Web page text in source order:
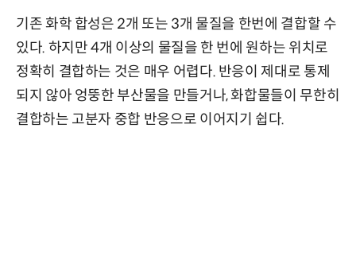
기존 화학 합성은 2개 또는 3개 물질을 한번에 결합할 수
있다. 하지만 4개 이상의 물질을 한 번에 원하는 위치로
정확히 결합하는 것은 매우 어렵다. 반응이 제대로 통제
되지 않아 엉뚱한 부산물을 만들거나, 화합물들이 무한히
결합하는 고분자 중합 반응으로 이어지기 쉽다.